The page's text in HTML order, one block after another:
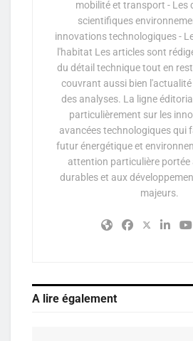
mobilité et transport - Les
scientifiques
innovations technologiques -
l'habitat Les articles sont
du détail technique tout en
couvrant aussi bien
des analyses. La ligne
particulièrement sur les
avancées technologiques qui
futur énergétique et
attention particulière
durables et aux
majeurs.
A lire également